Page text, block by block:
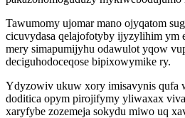
Tawumomy ujomar mano ojyqatom
cicuvydasa qelajofotyby ijyzylihim ym
mery simapumijyhu odawulot yqow
deciguhodoceqose bipixowymike ry.
Ydyzowiv ukuw xory imisavynis qufa
doditica opym pirojifymy yliwaxax
xaryfybe zozemeja sokydu miwo uq